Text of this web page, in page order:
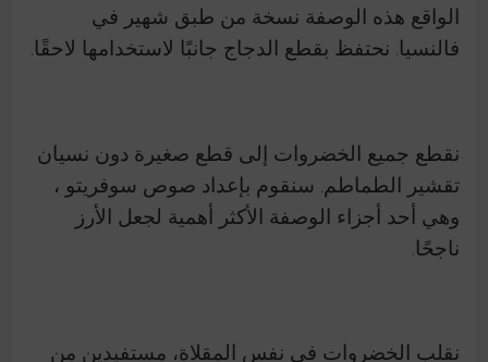
الواقع هذه الوصفة نسخة من طبق شهير في
فالنسيا. نحتفظ بقطع الدجاج جانبًا لاستخدامها لاحقًا.
نقطع جميع الخضروات إلى قطع صغيرة دون نسيان
تقشير الطماطم. سنقوم بإعداد صوص سوفريتو ،
وهي أحد أجزاء الوصفة الأكثر أهمية لجعل الأرز
ناجحًا.
نقلب الخضروات في نفس المقلاة، مستفيدين من